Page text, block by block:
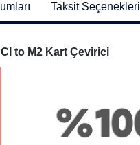
Taksit Seçenekleri
to M2 Kart Çevirici